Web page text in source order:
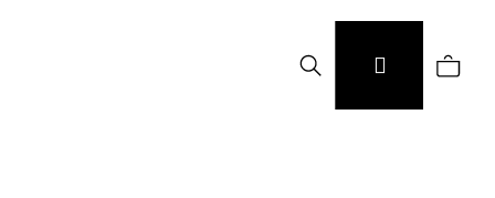
Hledat Přihlášení